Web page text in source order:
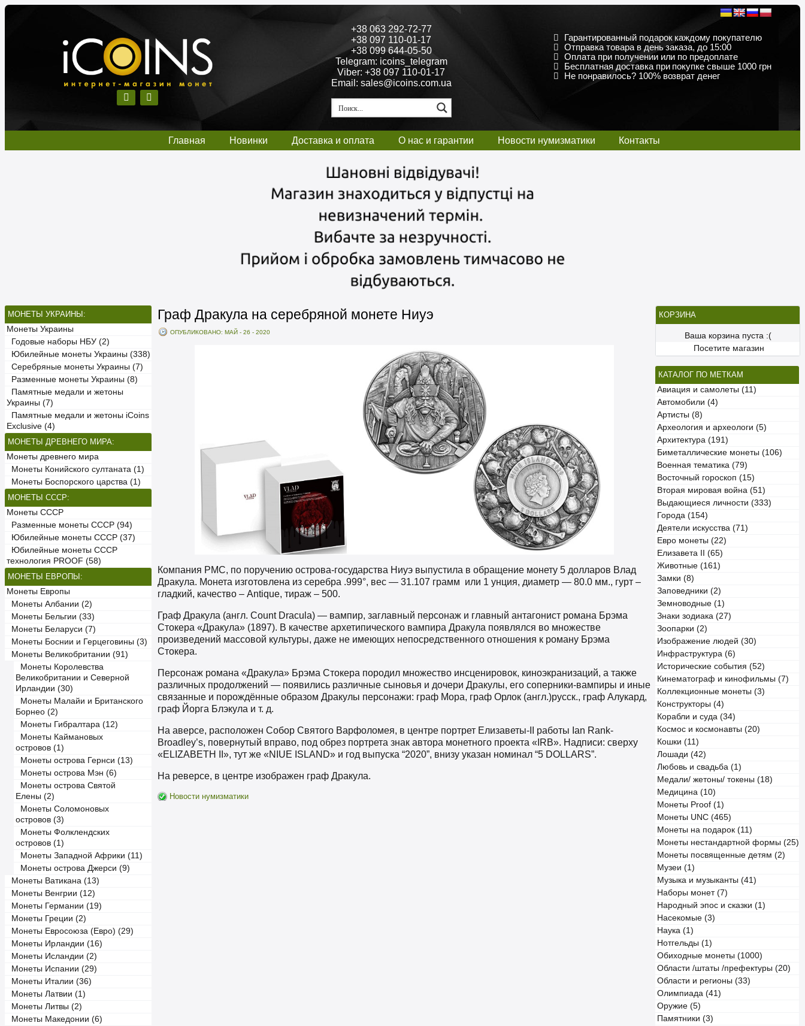
+38 063 292-72-77
+38 097 110-01-17
+38 099 644-05-50
Telegram: icoins_telegram
Viber: +38 097 110-01-17
Email: sales@icoins.com.ua
Гарантированный подарок каждому покупателю
Отправка товара в день заказа, до 15:00
Оплата при получении или по предоплате
Бесплатная доставка при покупке свыше 1000 грн
Не понравилось? 100% возврат денег
Главная Новинки Доставка и оплата О нас и гарантии Новости нумизматики Контакты
МОНЕТЫ УКРАИНЫ:
Монеты Украины
Годовые наборы НБУ (2)
Юбилейные монеты Украины (338)
Серебряные монеты Украины (7)
Разменные монеты Украины (8)
Памятные медали и жетоны
Украины (7)
Памятные медали и жетоны iCoins
Exclusive (4)
МОНЕТЫ ДРЕВНЕГО МИРА:
Монеты древнего мира
Монеты Конийского султаната (1)
Монеты Боспорского царства (1)
МОНЕТЫ СССР:
Монеты СССР
Разменные монеты СССР (94)
Юбилейные монеты СССР (37)
Юбилейные монеты СССР
технология PROOF (58)
МОНЕТЫ ЕВРОПЫ:
Монеты Европы
Монеты Албании (2)
Монеты Бельгии (33)
Монеты Беларуси (7)
Монеты Боснии и Герцеговины (3)
Монеты Великобритании (91)
Монеты Королевства
Великобритании и Северной
Ирландии (30)
Монеты Малайи и Британского
Борнео (2)
Монеты Гибралтара (12)
Монеты Каймановых
островов (1)
Монеты острова Гернси (13)
Монеты острова Мэн (6)
Монеты острова Святой
Елены (2)
Монеты Соломоновых
островов (3)
Монеты Фолклендских
островов (1)
Монеты Западной Африки (11)
Монеты острова Джерси (9)
Монеты Ватикана (13)
Монеты Венгрии (12)
Монеты Германии (19)
Монеты Греции (2)
Монеты Евросоюза (Евро) (29)
Монеты Ирландии (16)
Монеты Исландии (2)
Монеты Испании (29)
Монеты Италии (36)
Монеты Латвии (1)
Монеты Литвы (2)
Монеты Македонии (6)
КОРЗИНА
Ваша корзина пуста :(
Посетите магазин
КАТАЛОГ ПО МЕТКАМ
Авиация и самолеты (11)
Автомобили (4)
Артисты (8)
Археология и археологи (5)
Архитектура (191)
Биметаллические монеты (106)
Военная тематика (79)
Восточный гороскоп (15)
Вторая мировая война (51)
Выдающиеся личности (333)
Города (154)
Деятели искусства (71)
Евро монеты (22)
Елизавета II (65)
Животные (161)
Замки (8)
Заповедники (2)
Земноводные (1)
Знаки зодиака (27)
Зоопарки (2)
Изображение людей (30)
Инфраструктура (6)
Исторические события (52)
Кинематограф и кинофильмы (7)
Коллекционные монеты (3)
Конструкторы (4)
Корабли и суда (34)
Космос и космонавты (20)
Кошки (11)
Лошади (42)
Любовь и свадьба (1)
Медали/ жетоны/ токены (18)
Медицина (10)
Монеты Proof (1)
Монеты UNC (465)
Монеты на подарок (11)
Монеты нестандартной формы (25)
Монеты посвященные детям (2)
Музеи (1)
Музыка и музыканты (41)
Наборы монет (7)
Народный эпос и сказки (1)
Насекомые (3)
Наука (1)
Нотгельды (1)
Обиходные монеты (1000)
Области /штаты /префектуры (20)
Области и регионы (33)
Олимпиада (41)
Оружие (5)
Памятники (3)
Граф Дракула на серебряной монете Ниуэ
ОПУБЛИКОВАНО: МАЙ - 26 - 2020
Компания PMC, по поручению острова-государства Ниуэ выпустила в обращение монету 5 долларов Влад
Дракула. Монета изготовлена из серебра .999°, вес — 31.107 грамм или 1 унция, диаметр — 80.0 мм., гурт –
гладкий, качество – Antique, тираж – 500.
Граф Дракула (англ. Count Dracula) — вампир, заглавный персонаж и главный антагонист романа Брэма
Стокера «Дракула» (1897). В качестве архетипического вампира Дракула появлялся во множестве
произведений массовой культуры, даже не имеющих непосредственного отношения к роману Брэма
Стокера.
Персонаж романа «Дракула» Брэма Стокера породил множество инсценировок, киноэкранизаций, а также
различных продолжений — появились различные сыновья и дочери Дракулы, его соперники-вампиры и иные
связанные и порождённые образом Дракулы персонажи: граф Мора, граф Орлок (англ.)русск., граф Алукард,
граф Йорга Блэкула и т. д.
На аверсе, расположен Собор Святого Варфоломея, в центре портрет Елизаветы-II работы Ian Rank-
Broadley’s, повернутый вправо, под обрез портрета знак автора монетного проекта «IRB». Надписи: сверху
«ELIZABETH II», тут же «NIUE ISLAND» и год выпуска “2020”, внизу указан номинал “5 DOLLARS”.
На реверсе, в центре изображен граф Дракула.
Новости нумизматики